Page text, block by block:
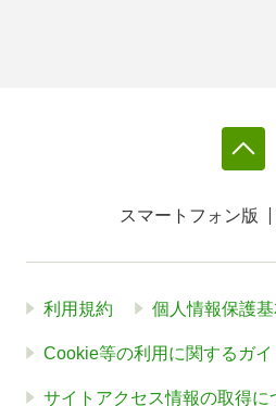
スマートフォン版
利用規約 個人情報保護
Cookie等の利用に関するガイ
サイトアクセス情報の取得に